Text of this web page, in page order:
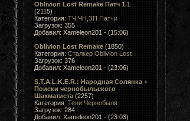
Oblivion Lost Remake Патч 1.1
(2115)
Категория: ТЧ,ЧН,ЗП Патчи
Загрузок: 355
Добавил: Xameleon201 - (15:06)
Oblivion Lost Remake(1850)
Категория: Сталкер Oblivion Lost
Загрузок: 376
Добавил: Xameleon201 - (23:06)
S.T.A.L.K.E.R.: Народная Солянка +
Поиски чернобыльского
Шахматиста(2257)
Категория: Тени Чернобыля
Загрузок: 284
Добавил: Xameleon201 - (23:03)